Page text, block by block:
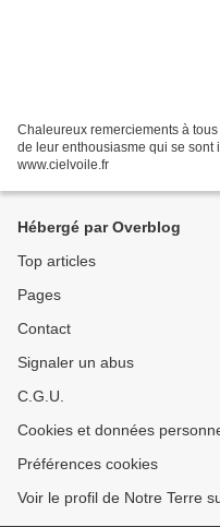
Chaleureux remerciements à
de leur enthousiasme qui se sont
www.cielvoile.fr
Hébergé par Overblog
Top articles
Pages
Contact
Signaler un abus
C.G.U.
Cookies et données
Préférences cookies
Voir le profil de Notre Terre